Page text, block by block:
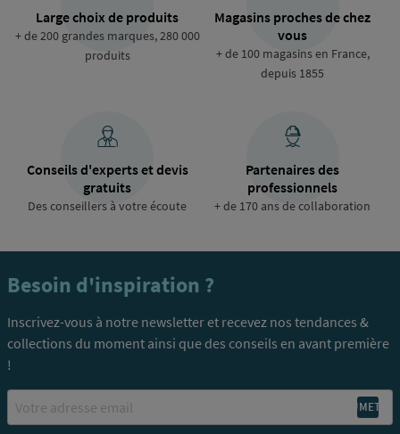
Large choix de produits
+ de 200 grandes marques, 280 000
produits
Magasins proches de chez
vous
+ de 100 magasins en France,
depuis 1855
Conseils d'experts et devis
gratuits
Des conseillers à votre écoute
Partenaires des
professionnels
+ de 170 ans de collaboration
Besoin d'inspiration ?
Inscrivez-vous à notre newsletter et recevez nos tendances &
collections du moment ainsi que des conseils en avant première
!
Email